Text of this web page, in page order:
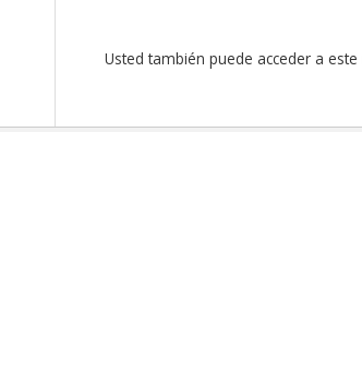
Usted también puede acceder a